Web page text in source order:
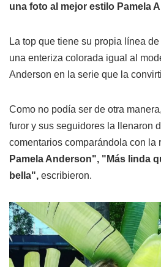
una foto al mejor estilo Pamela
La top que tiene su propia línea
una enteriza colorada igual al
Anderson en la serie que la
Como no podía ser de otra
furor y sus seguidores la llenaron
comentarios comparándola con la
Pamela Anderson", "Más linda
bella", escribieron.